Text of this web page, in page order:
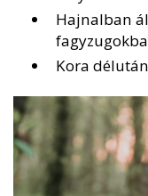
Hajnalban
Kora délután